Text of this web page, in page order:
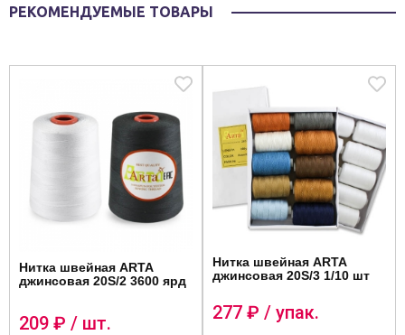
РЕКОМЕНДУЕМЫЕ ТОВАРЫ
Нитка швейная ARTA
джинсовая 20S/2 3600 ярд
209 ₽ / шт.
Нитка швейная ARTA
джинсовая 20S/3 1/10 шт
277 ₽ / упак.